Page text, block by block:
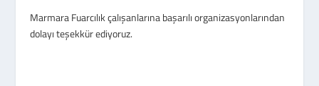
Marmara Fuarcılık çalışanlarına başarılı organizasyonlarından
dolayı teşekkür ediyoruz.